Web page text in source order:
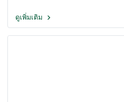
ดูเพิ่มเติม